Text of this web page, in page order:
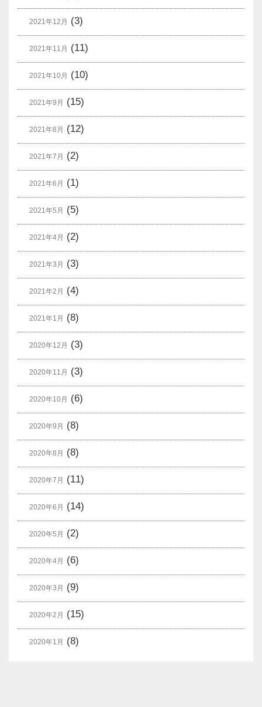
2021年12月 (3)
2021年11月 (11)
2021年10月 (10)
2021年9月 (15)
2021年8月 (12)
2021年7月 (2)
2021年6月 (1)
2021年5月 (5)
2021年4月 (2)
2021年3月 (3)
2021年2月 (4)
2021年1月 (8)
2020年12月 (3)
2020年11月 (3)
2020年10月 (6)
2020年9月 (8)
2020年8月 (8)
2020年7月 (11)
2020年6月 (14)
2020年5月 (2)
2020年4月 (6)
2020年3月 (9)
2020年2月 (15)
2020年1月 (8)